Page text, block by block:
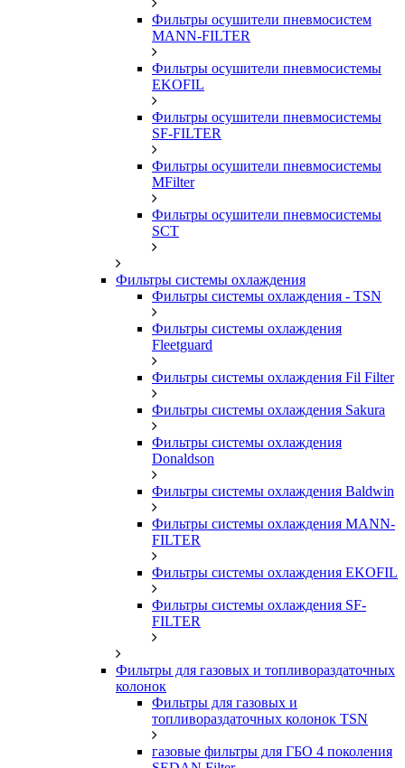
Фильтры осушители пневмосистем
MANN-FILTER
Фильтры осушители пневмосистемы
EKOFIL
Фильтры осушители пневмосистемы
SF-FILTER
Фильтры осушители пневмосистемы
MFilter
Фильтры осушители пневмосистемы
SCT
Фильтры системы охлаждения
Фильтры системы охлаждения - TSN
Фильтры системы охлаждения
Fleetguard
Фильтры системы охлаждения Fil Filter
Фильтры системы охлаждения Sakura
Фильтры системы охлаждения
Donaldson
Фильтры системы охлаждения Baldwin
Фильтры системы охлаждения MANN-
FILTER
Фильтры системы охлаждения EKOFIL
Фильтры системы охлаждения SF-
FILTER
Фильтры для газовых и топливораздаточных
колонок
Фильтры для газовых и
топливораздаточных колонок TSN
газовые фильтры для ГБО 4 поколения